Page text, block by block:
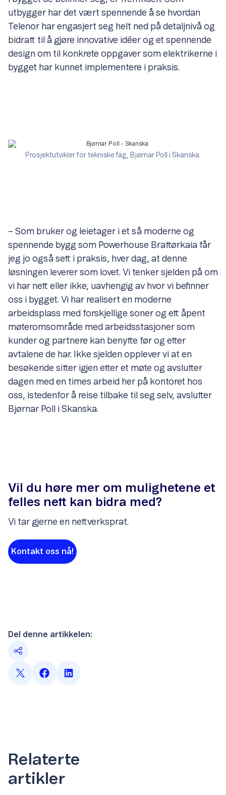
utbygger har det vært spennende å se hvordan
Telenor har engasjert seg helt ned på detaljnivå og
bidratt til å gjøre innovative idéer og et spennende
design om til konkrete oppgaver som elektrikerne i
bygget har kunnet implementere i praksis.
Prosjektutvikler for tekniske fag, Bjørnar Poll i Skanska.
– Som bruker og leietager i et så moderne og
spennende bygg som Powerhouse Brattørkaia får
jeg jo også sett i praksis, hver dag, at denne
løsningen leverer som lovet. Vi tenker sjelden på om
vi har nett eller ikke, uavhengig av hvor vi befinner
oss i bygget. Vi har realisert en moderne
arbeidsplass med forskjellige soner og ett åpent
møteromsområde med arbeidsstasjoner som
kunder og partnere kan benytte før og etter
avtalene de har. Ikke sjelden opplever vi at en
besøkende sitter igjen etter et møte og avslutter
dagen med en times arbeid her på kontoret hos
oss, istedenfor å reise tilbake til seg selv, avslutter
Bjørnar Poll i Skanska.
Vil du høre mer om mulighetene et
felles nett kan bidra med?
Vi tar gjerne en nettverksprat.
Kontakt oss nå!
Del denne artikkelen:
Relaterte
artikler